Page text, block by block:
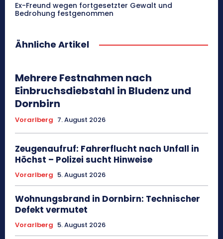
Ex-Freund wegen fortgesetzter Gewalt und
Bedrohung festgenommen
Ähnliche Artikel
Mehrere Festnahmen nach
Einbruchsdiebstahl in Bludenz und
Dornbirn
Vorarlberg 7. August 2026
Zeugenaufruf: Fahrerflucht nach Unfall in
Höchst – Polizei sucht Hinweise
Vorarlberg 5. August 2026
Wohnungsbrand in Dornbirn: Technischer
Defekt vermutet
Vorarlberg 5. August 2026